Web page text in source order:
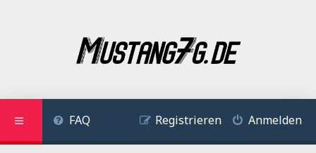
FAQ Anmelden
Registrieren